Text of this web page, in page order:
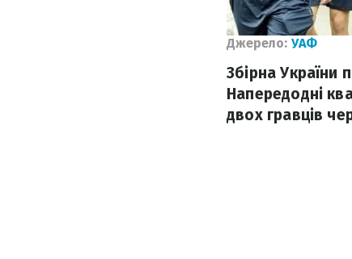
Джерело: УАФ
Збірна України
Напередодні
двох гравців